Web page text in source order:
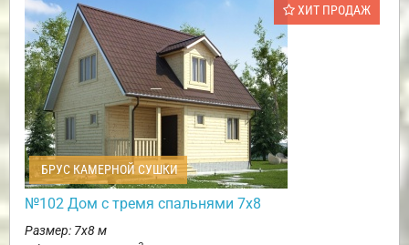
ХИТ ПРОДАЖ
БРУС КАМЕРНОЙ СУШКИ
№102 Дом с тремя спальнями 7х8
Размер: 7х8 м